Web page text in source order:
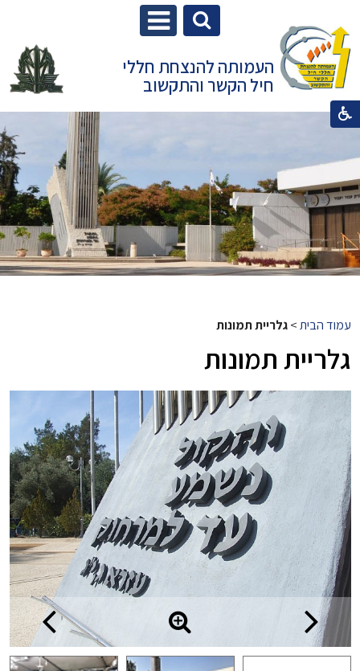
העמותה להנצחת חללי
חיל הקשר והתקשוב
עמוד הבית>גלריית תמונות
גלריית תמונות